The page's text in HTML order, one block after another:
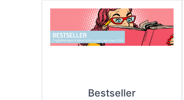
Bestseller